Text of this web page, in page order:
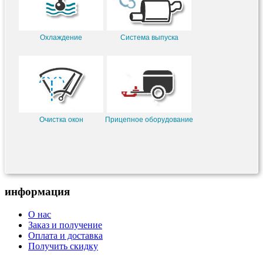
Охлаждение Система выпуска
Очистка окон Прицепное оборудование
информация
О нас
Заказ и получение
Оплата и доставка
Получить скидку